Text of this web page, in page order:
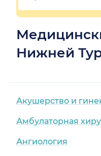
Нижней
Акушерство и
Амбулаторная
Ангиология